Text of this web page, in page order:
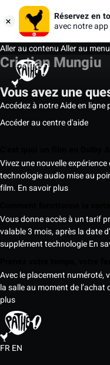
Réservez en
avec notre
Aller au contenuAller au menu
Cristian Mungiu
Vous avez une
Accédez à notre Aide en
Accéder au centre d'aide
Vivez une nouvelle
technologie audio mise au
film. En savoir plus
Vous donne accès à un tarif
valable 3 mois, après la date
supplément technologieEn
Avec le placement numéroté,
la salle au moment de
plus
FREN